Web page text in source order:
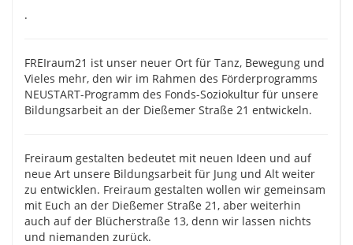
.
FREIraum21 ist unser neuer Ort für Tanz, Bewegung und
Vieles mehr, den wir im Rahmen des Förderprogramms
NEUSTART-Programm des Fonds-Soziokultur für unsere
Bildungsarbeit an der Dießemer Straße 21 entwickeln.
Freiraum gestalten bedeutet mit neuen Ideen und auf
neue Art unsere Bildungsarbeit für Jung und Alt weiter
zu entwicklen. Freiraum gestalten wollen wir gemeinsam
mit Euch an der Dießemer Straße 21, aber weiterhin
auch auf der Blücherstraße 13, denn wir lassen nichts
und niemanden zurück.